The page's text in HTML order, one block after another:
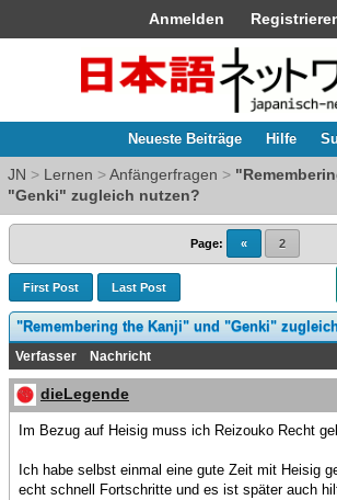
Anmelden
Neueste Beiträge Hilfe
JN > Lernen >Anfängerfragen >
"Genki" zugleich nutzen?
Page: « 2
First Post Last Post
"Remembering the Kanji" und "Genki"
Verfasser Nachricht
dieLegende
Im Bezug auf Heisig muss ich Reizouko Recht
Ich habe selbst einmal eine gute Zeit mit Heisig
echt schnell Fortschritte und es ist später auch